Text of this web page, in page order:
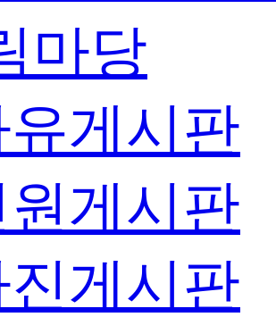
마당
유게시판
원게시판
게시판